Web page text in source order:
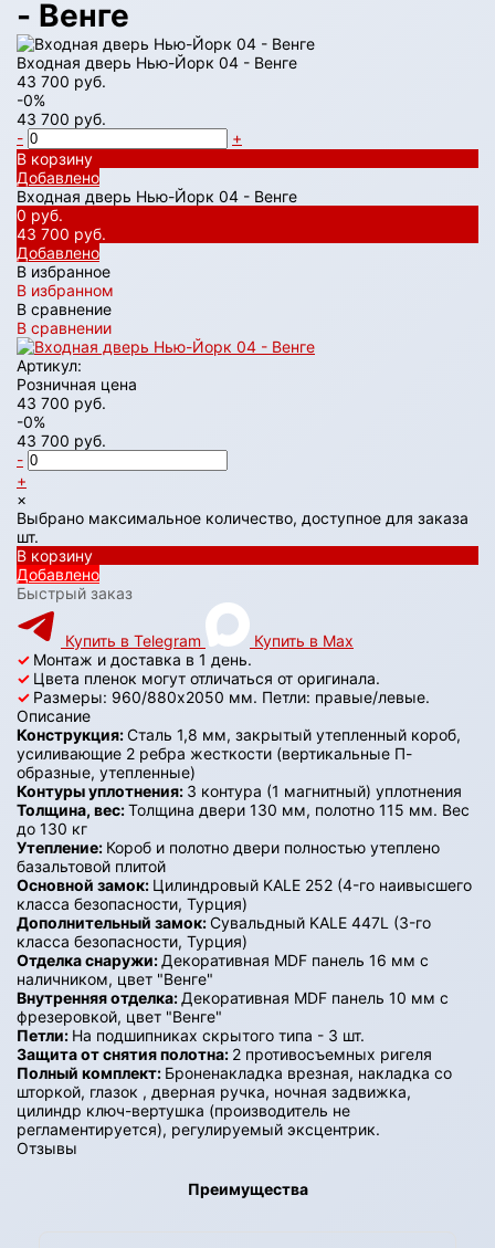
- Венге
Входная дверь Нью-Йорк 04 - Венге
43 700 руб.
-0%
43 700 руб.
-
+
В корзину
Добавлено
Входная дверь Нью-Йорк 04 - Венге
0 руб.
43 700 руб.
Добавлено
В избранное
В избранном
В сравнение
В сравнении
Артикул:
Розничная цена
43 700 руб.
-0%
43 700 руб.
-
+
×
Выбрано максимальное количество, доступное для заказа
шт.
В корзину
Добавлено
Быстрый заказ
Купить в Telegram
Купить в Max
✓ Монтаж и доставка в 1 день.
✓ Цвета пленок могут отличаться от оригинала.
✓ Размеры: 960/880х2050 мм. Петли: правые/левые.
Описание
Конструкция:Сталь 1,8 мм, закрытый утепленный короб,
усиливающие 2 ребра жесткости (вертикальные П-
образные, утепленные)
Контуры уплотнения: 3 контура (1 магнитный) уплотнения
Толщина, вес:Толщина двери 130 мм, полотно 115 мм. Вес
до 130 кг
Утепление: Короб и полотно двери полностью утеплено
базальтовой плитой
Основной замок: Цилиндровый KALE 252 (4-го наивысшего
класса безопасности, Турция)
Дополнительный замок:Сувальдный KALE 447L (3-го
класса безопасности, Турция)
Отделка снаружи: Декоративная MDF панель 16 мм с
наличником, цвет "Венге"
Внутренняя отделка: Декоративная MDF панель 10 мм с
фрезеровкой, цвет "Венге"
Петли: На подшипниках скрытого типа - 3 шт.
Защита от снятия полотна: 2 противосъемных ригеля
Полный комплект: Броненакладка врезная, накладка со
шторкой, глазок , дверная ручка, ночная задвижка,
цилиндр ключ-вертушка (производитель не
регламентируется), регулируемый эксцентрик.
Отзывы
Преимущества